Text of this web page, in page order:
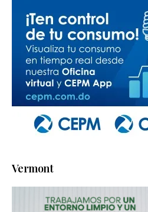
Vermont